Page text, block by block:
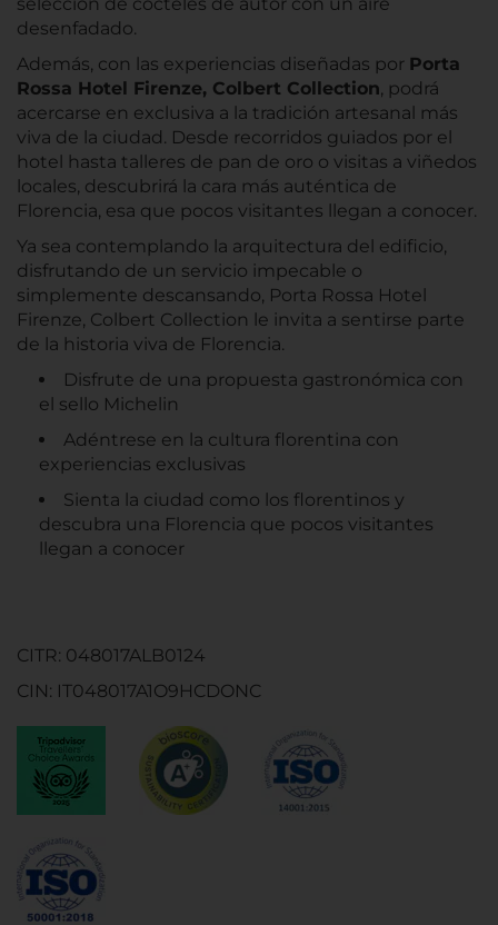
desenfadado.
Además, con las experiencias diseñadas por Porta
Rossa Hotel Firenze, Colbert Collection, podrá
acercarse en exclusiva a la tradición artesanal más
viva de la ciudad. Desde recorridos guiados por el
hotel hasta talleres de pan de oro o visitas a viñedos
locales, descubrirá la cara más auténtica de
Florencia, esa que pocos visitantes llegan a conocer.
Ya sea contemplando la arquitectura del edificio,
disfrutando de un servicio impecable o
simplemente descansando, Porta Rossa Hotel
Firenze, Colbert Collection le invita a sentirse parte
de la historia viva de Florencia.
Disfrute de una propuesta gastronómica con
el sello Michelin
Adéntrese en la cultura florentina con
experiencias exclusivas
Sienta la ciudad como los florentinos y
descubra una Florencia que pocos visitantes
llegan a conocer
CITR: 048017ALB0124
CIN: IT048017A1O9HCDONC